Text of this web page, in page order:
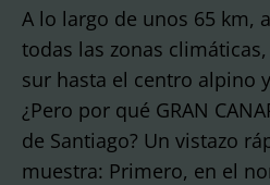
A lo largo de unos 65 km,
todas las zonas
sur hasta el centro alpino
¿Pero por qué GRAN
de Santiago? Un vistazo
muestra: Primero, en el